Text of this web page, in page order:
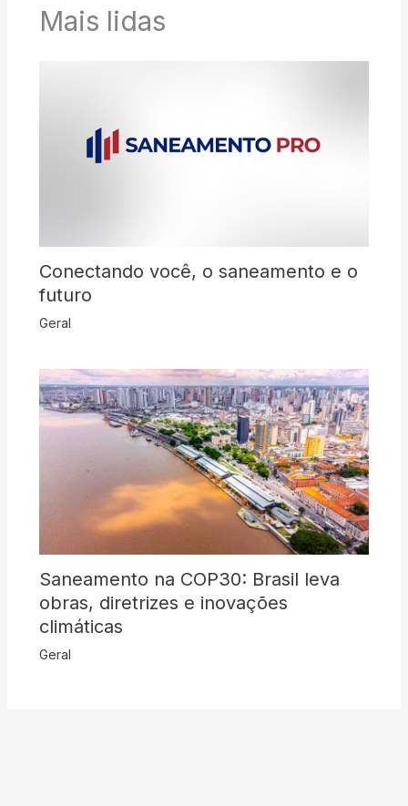
Mais lidas
Conectando você, o saneamento e o
futuro
Geral
Saneamento na COP30: Brasil leva
obras, diretrizes e inovações
climáticas
Geral